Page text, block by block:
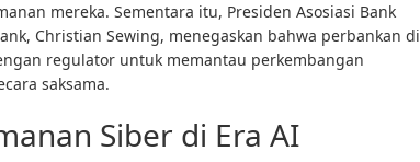
mereka. Sementara itu, Presiden Asosiasi Bank
Christian Sewing, menegaskan bahwa perbankan di
regulator untuk memantau perkembangan
saksama.
Siber di Era AI